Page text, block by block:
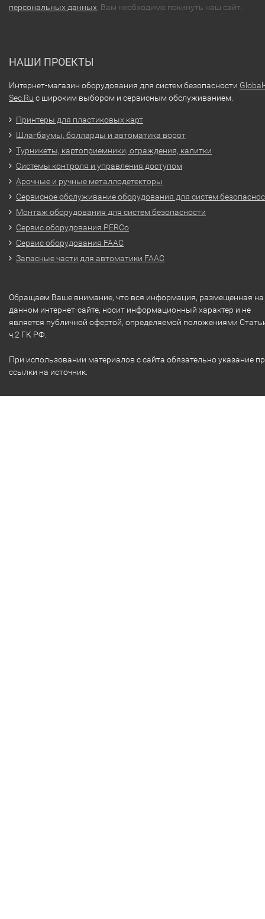
персональных данных , Вам необходимо покинуть наш сайт.
НАШИ ПРОЕКТЫ
Интернет-магазин оборудования для систем безопасности Global-
Sec.Ru с широким выбором и сервисным обслуживанием.
Принтеры для пластиковых карт
Шлагбаумы, болларды и автоматика ворот
Турникеты, картоприемники, ограждения, калитки
Системы контроля и управления доступом
Арочные и ручные металлодетекторы
Сервисное обслуживание оборудования для систем
Монтаж оборудования для систем безопасности
Сервис оборудования PERCo
Сервис оборудования FAAC
Запасные части для автоматики FAAC
Обращаем Ваше внимание, что вся информация, размещенная на
данном интернет-сайте, носит информационный характер и не
является публичной офертой, определяемой положениями
ч.2 ГК РФ.
При использовании материалов с сайта обязательно указание
ссылки на источник.